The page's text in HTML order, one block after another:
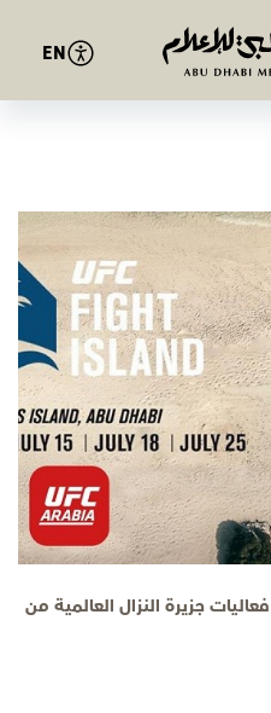
EN
جزيرة النزال العالمية من